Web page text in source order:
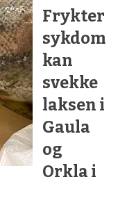
Frykter
sykdom
kan
svekke
laksen i
Gaula
og
Orkla i